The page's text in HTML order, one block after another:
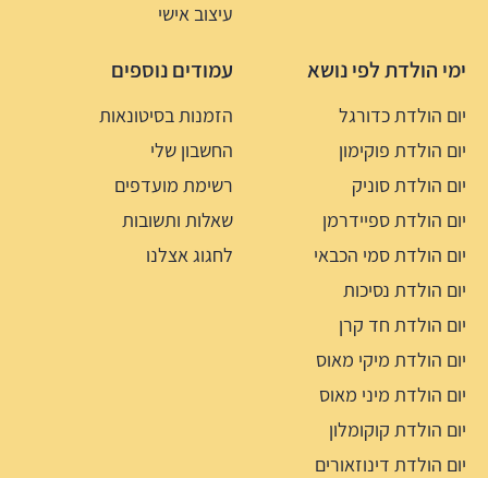
עיצוב אישי
ימי הולדת לפי נושא
יום הולדת כדורגל
יום הולדת פוקימון
יום הולדת סוניק
יום הולדת ספיידרמן
יום הולדת סמי הכבאי
יום הולדת נסיכות
יום הולדת חד קרן
יום הולדת מיקי מאוס
יום הולדת מיני מאוס
יום הולדת קוקומלון
יום הולדת דינוזאורים
עמודים נוספים
הזמנות בסיטונאות
החשבון שלי
רשימת מועדפים
שאלות ותשובות
לחגוג אצלנו